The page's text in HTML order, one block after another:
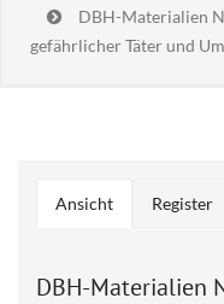
DBH-Materialien
gefährlicher Täter und
Haupt-Reiter
Ansicht (aktiverRegister
DBH-Materialien